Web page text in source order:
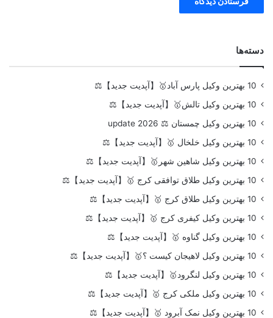
دسته‌ها
10 بهترین وکیل پارس آباد🥇【آپدیت جدید】⚖️
10 بهترین وکیل تالش🥇【آپدیت جدید】⚖️
10 بهترین وکیل چمستان ⚖️ update 2026
10 بهترین وکیل خلخال 🥇【آپدیت جدید】⚖️
10 بهترین وکیل شاهین شهر🥇【آپدیت جدید】⚖️
10 بهترین وکیل طلاق توافقی کرج 🥇【آپدیت جدید】⚖️
10 بهترین وکیل طلاق کرج 🥇【آپدیت جدید】⚖️
10 بهترین وکیل کیفری کرج 🥇【آپدیت جدید】⚖️
10 بهترین وکیل گناوه 🥇【آپدیت جدید】⚖️
10 بهترین وکیل لاهیجان کیست ؟🥇【آپدیت جدید】⚖️
10 بهترین وکیل لنگرود🥇【آپدیت جدید】⚖️
10 بهترین وکیل ملکی کرج 🥇【آپدیت جدید】⚖️
10 بهترین وکیل نمک آبرود 🥇【آپدیت جدید】⚖️